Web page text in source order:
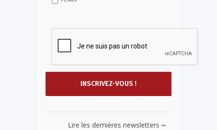
Lire les dernières newsletters ...